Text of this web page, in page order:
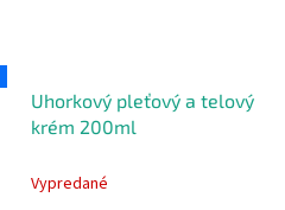
Uhorkový pleťový a telový
krém 200ml
Vypredané